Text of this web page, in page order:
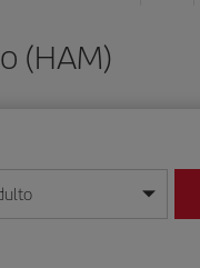
(HAM)
mes/año